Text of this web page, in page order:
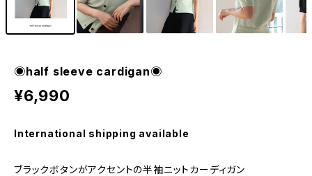
◉half sleeve cardigan◉
¥6,990
International shipping available
ブラックボタンがアクセントの半袖ニットカーディガン